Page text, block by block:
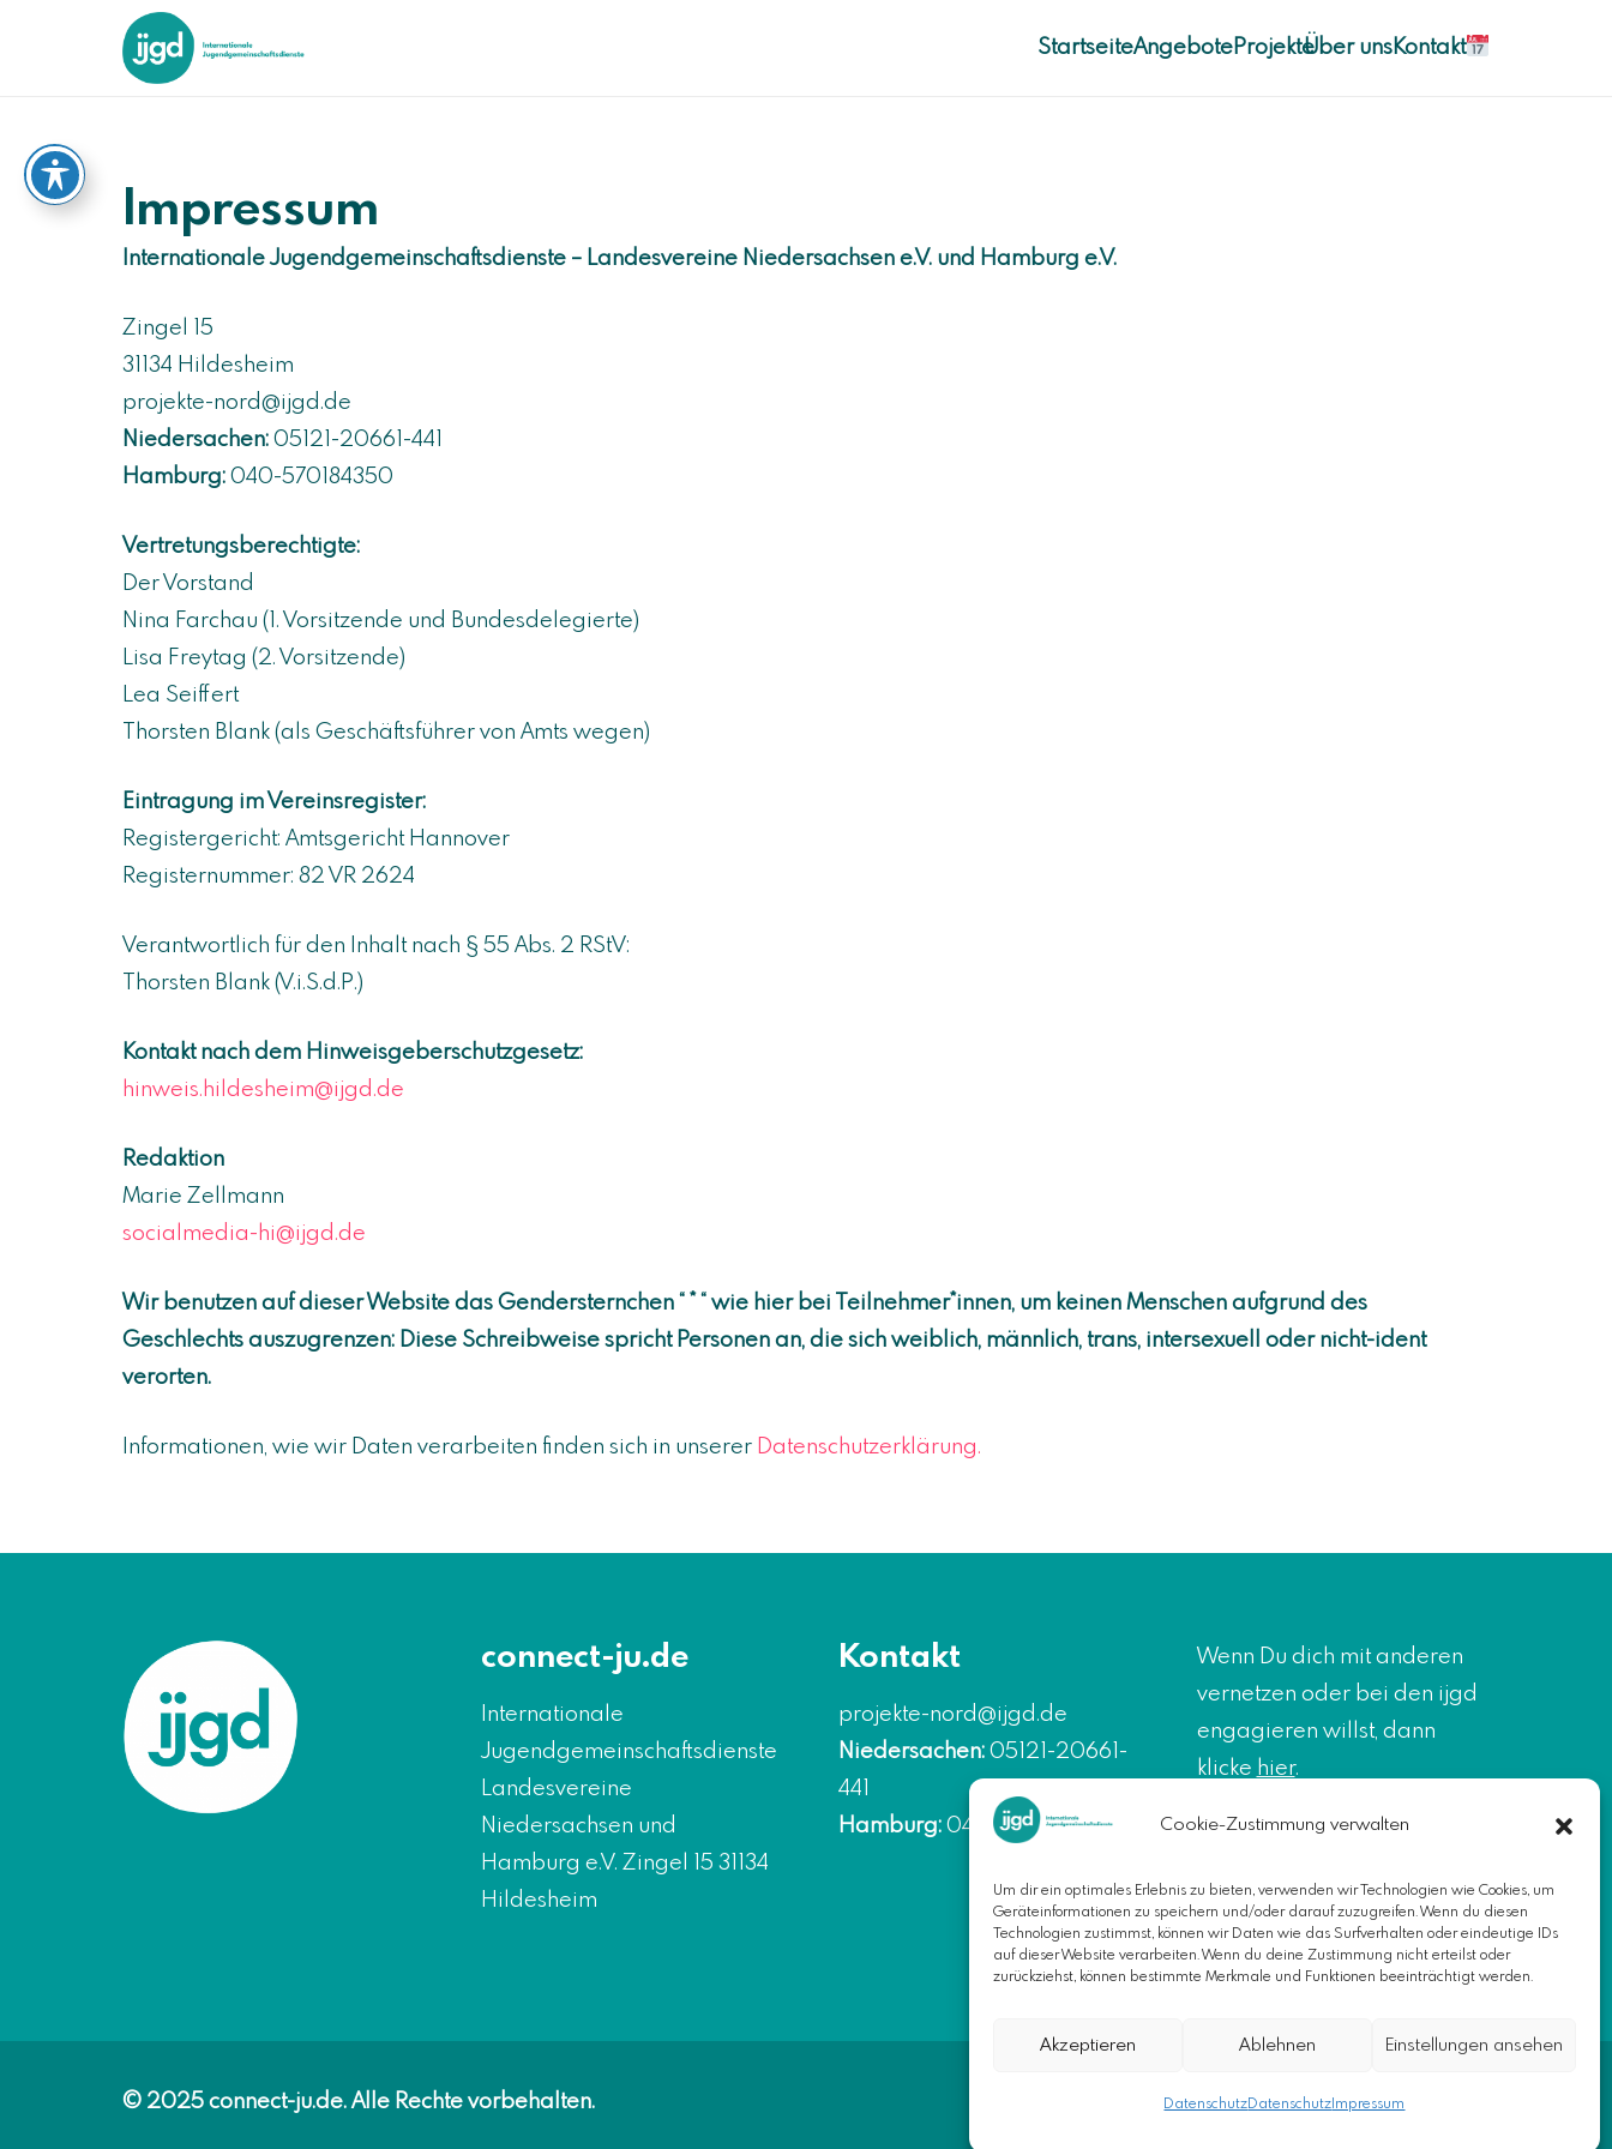
Cookie-Zustimmung verwalten
Um dir ein optimales Erlebnis zu bieten, verwenden wir Technologien wie Cookies, um
Geräteinformationen zu speichern und/oder darauf zuzugreifen. Wenn du diesen
Technologien zustimmst, können wir Daten wie das Surfverhalten oder eindeutige IDs
auf dieser Website verarbeiten. Wenn du deine Zustimmung nicht erteilst oder
zurückziehst, können bestimmte Merkmale und Funktionen beeinträchtigt werden.
Akzeptieren Ablehnen Einstellungen ansehen
DatenschutzDatenschutz Impressum
StartseiteAngeboteProjekteÜber unsKontakt
Impressum
Internationale Jugendgemeinschaftsdienste – Landesvereine Niedersachsen e.V. und Hamburg e.V.
Zingel 15
31134 Hildesheim
projekte-nord@ijgd.de
Niedersachen: 05121-20661-441
Hamburg: 040-570184350
Vertretungsberechtigte:
Der Vorstand
Nina Farchau (1. Vorsitzende und Bundesdelegierte)
Lisa Freytag (2. Vorsitzende)
Lea Seiffert
Thorsten Blank (als Geschäftsführer von Amts wegen)
Eintragung im Vereinsregister:
Registergericht: Amtsgericht Hannover
Registernummer: 82 VR 2624
Verantwortlich für den Inhalt nach § 55 Abs. 2 RStV:
Thorsten Blank (V.i.S.d.P.)
Kontakt nach dem Hinweisgeberschutzgesetz:
hinweis.hildesheim@ijgd.de
Redaktion
Marie Zellmann
socialmedia-hi@ijgd.de
Wir benutzen auf dieser Website das Gendersternchen “ * “ wie hier bei Teilnehmer*innen, um keinen Menschen aufgrund des
Geschlechts auszugrenzen: Diese Schreibweise spricht Personen an, die sich weiblich, männlich, trans, intersexuell oder nicht-ident
verorten.
Informationen, wie wir Daten verarbeiten finden sich in unserer Datenschutzerklärung.
connect-ju.de
Internationale
Jugendgemeinschaftsdienste
Landesvereine
Niedersachsen und
Hamburg e.V. Zingel 15 31134
Hildesheim
Kontakt
projekte-nord@ijgd.de
Niedersachen: 05121-20661-
441
Hamburg: 040-570184350
Wenn Du dich mit anderen
vernetzen oder bei den ijgd
engagieren willst, dann
klicke hier.
Hierfindest du jederzeit
allen Formen von
Diskriminierung.
© 2025 connect-ju.de. Alle Rechte vorbehalten. Impressum|Datenschutz